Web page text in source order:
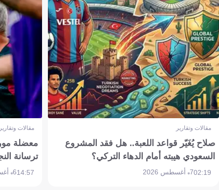
مقالات وتقارير
صلاح يُغَيّر قواعد اللعبة.. هل فقد المشروع
السعودي هيبته أمام الدهاء التركي؟
02:197 أغسطس 2026
مقالات
معضلة
ترسانة
14:576 أغسطس 2026